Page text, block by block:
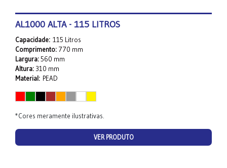
AL1000 ALTA - 115 LITROS
Capacidade: 115 Litros
Comprimento: 770 mm
Largura:560 mm
Altura: 310 mm
Material: PEAD
*Cores meramente ilustrativas.
VER PRODUTO